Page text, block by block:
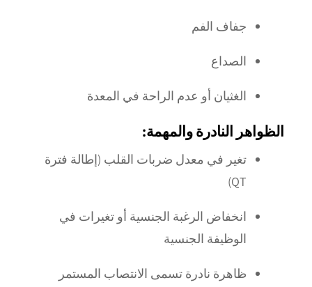
جفاف الفم
الصداع
الغثيان أو عدم الراحة في المعدة
الظواهر النادرة والمهمة:
تغير في معدل ضربات القلب (إطالة فترة
QT)
انخفاض الرغبة الجنسية أو تغيرات في
الوظيفة الجنسية
ظاهرة نادرة تسمى الانتصاب المستمر